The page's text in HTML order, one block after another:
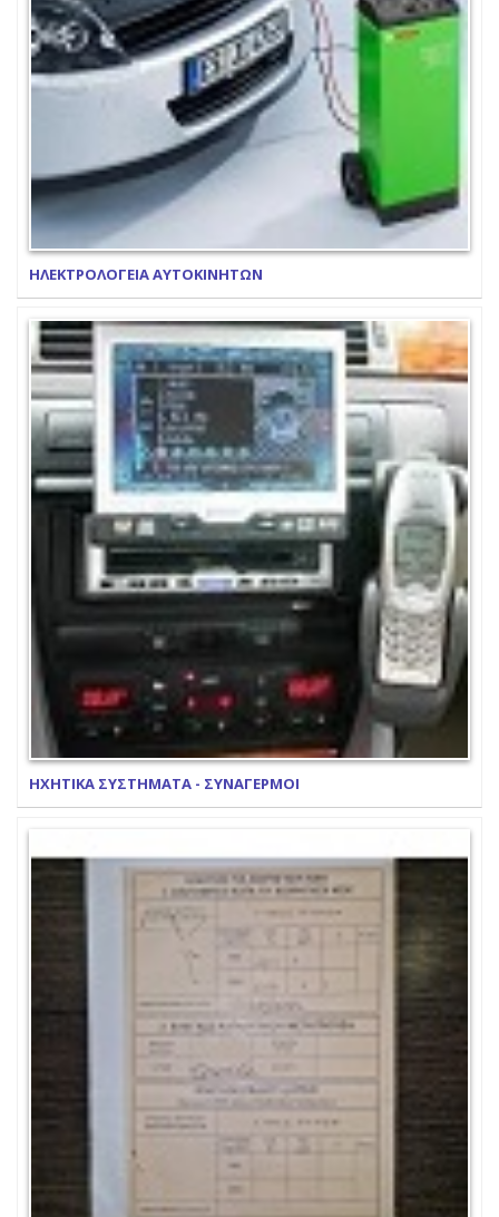
ΗΛΕΚΤΡΟΛΟΓΕΙΑ ΑΥΤΟΚΙΝΗΤΩΝ
ΗΧΗΤΙΚΑ ΣΥΣΤΗΜΑΤΑ - ΣΥΝΑΓΕΡΜΟΙ